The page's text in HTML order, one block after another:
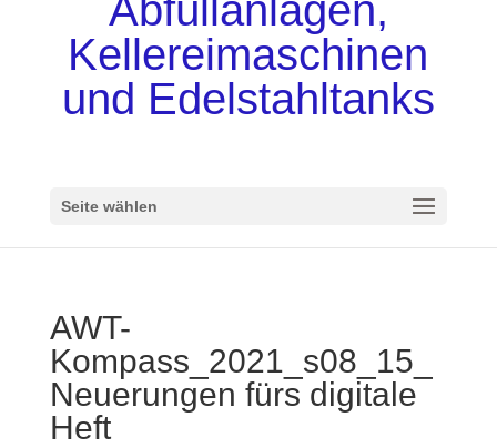
Abfüllanlagen,
Kellereimaschinen
und Edelstahltanks
Seite wählen
AWT-
Kompass_2021_s08_15_
Neuerungen fürs digitale
Heft